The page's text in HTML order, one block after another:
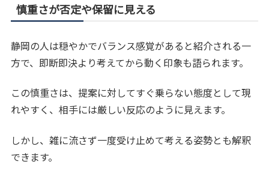
慎重さが否定や保留に見える
静岡の人は穏やかでバランス感覚があると紹介される一
方で、即断即決より考えてから動く印象も語られます。
この慎重さは、提案に対してすぐ乗らない態度として現
れやすく、相手には厳しい反応のように見えます。
しかし、雑に流さず一度受け止めて考える姿勢とも解釈
できます。